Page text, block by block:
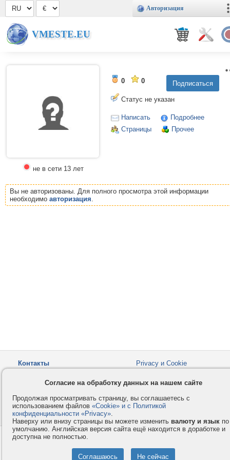
Авторизация
VMESTE.EU
не в сети 13 лет
0 0
Статус не указан
Написать
Подробнее
Страницы
Прочее
Вы не авторизованы. Для полного просмотра этой информации
необходимо авторизация.
Контакты
Privacy и Cookie
Как оплатить
Форумы
© 2008-2026VMESTE.EU
Согласие на обработку данных на нашем сайте
Продолжая просматривать страницу, вы соглашаетесь с
использованием файлов «Cookie» и с Политикой
конфиденциальности «Privacy».
Наверху или внизу страницы вы можете изменить валюту и язык по
умолчанию. Английская версия сайта ещё находится в доработке и
доступна не полностью.